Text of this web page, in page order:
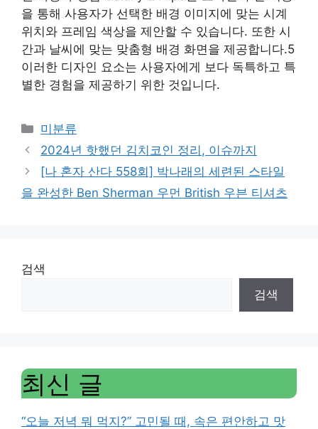
을 통해 사용자가 선택한 배경 이미지에 맞는 시계
위치와 프레임 색상을 제안할 수 있습니다. 또한 시
간과 날씨에 맞는 맞춤형 배경 화면을 제공합니다.5
이러한 디자인 요소는 사용자에게 보다 독특하고 특
별한 경험을 제공하기 위한 것입니다.
Categories
미분류
2024년 핫했던 김치코인 정리, 이슈까지
[나 혼자 산다 558회] 박나래의 세련된 스타일
을 완성한 Ben Sherman 우먼 British 우븐 티셔츠
검색
검색
최신 글
“오늘 저녁 뭐 먹지?” 고민될 때, 속은 편안하고 맛